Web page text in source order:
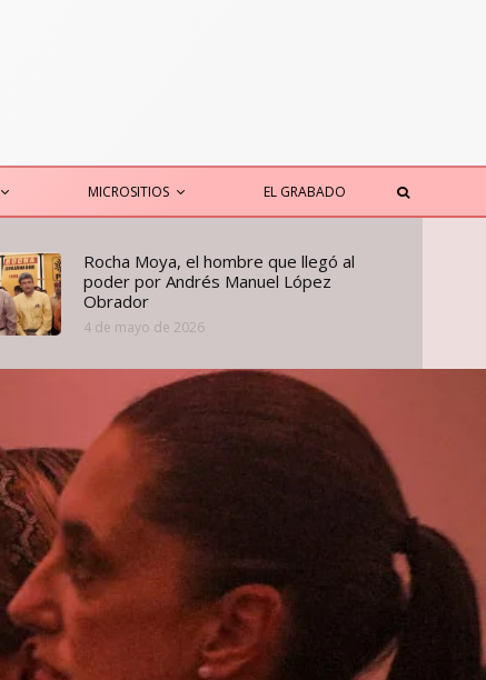
MICROSITIOS EL GRABADO
Rocha Moya, el hombre que llegó al
poder por Andrés Manuel López
Obrador
4 de mayo de 2026